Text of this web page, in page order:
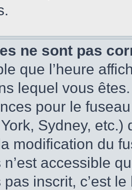
ne sont pas
que l’heure
lequel vous
pour le
Sydney, etc.)
modification du
accessible
pas inscrit, c’est